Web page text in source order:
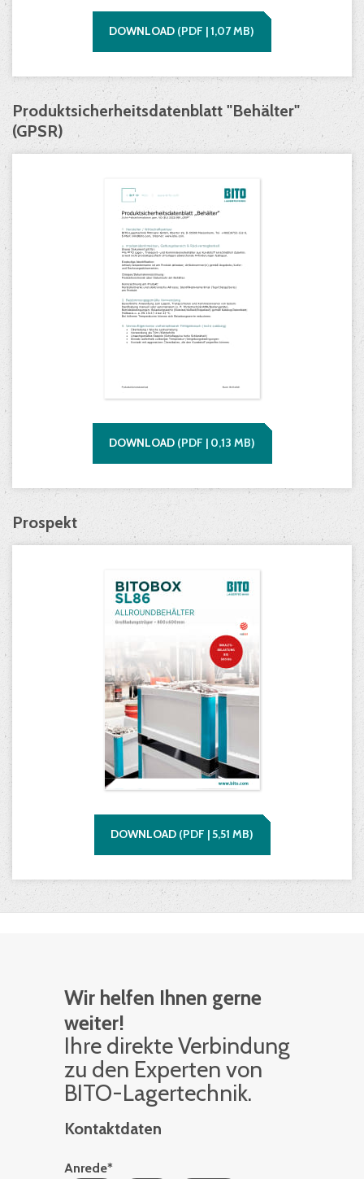
DOWNLOAD (PDF |1,07MB)
Produktsicherheitsdatenblatt "Behälter"
(GPSR)
DOWNLOAD (PDF | 0,13 MB)
Prospekt
DOWNLOAD (PDF |5,51 MB)
Wir helfen Ihnen gerne
weiter!
Ihre di­rek­te Ver­bin­dung
zu den Ex­per­ten von
BITO-La­ger­tech­nik.
Kontaktdaten
Anrede*